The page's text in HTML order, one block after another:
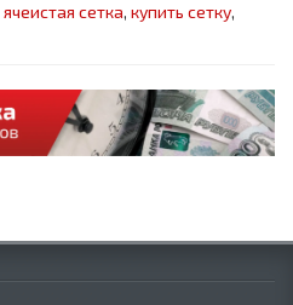
ячеистая сетка, купить сетку,